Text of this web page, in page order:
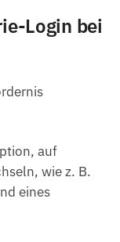
Login bei
auf
wie z. B.
eines